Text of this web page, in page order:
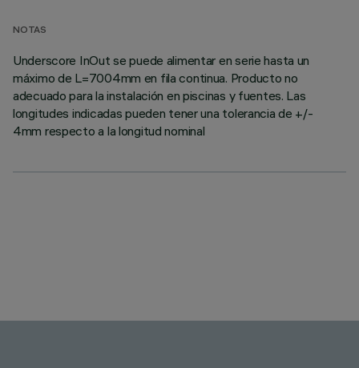
NOTAS
Underscore InOut se puede alimentar en serie hasta un
máximo de L=7004mm en fila continua. Producto no
adecuado para la instalación en piscinas y fuentes. Las
longitudes indicadas pueden tener una tolerancia de +/-
4mm respecto a la longitud nominal